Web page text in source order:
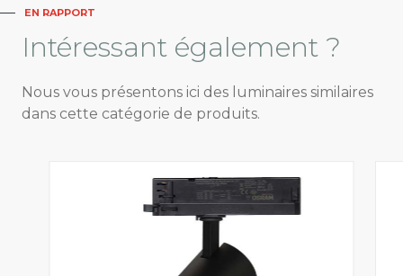
EN RAPPORT
Intéressant également ?
Nous vous présentons ici des luminaires similaires
dans cette catégorie de produits.